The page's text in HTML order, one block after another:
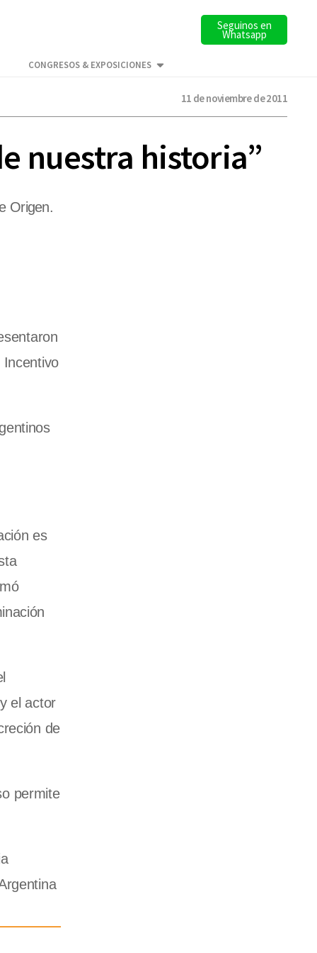
Seguinos en
Whatsapp
CONGRESOS & EXPOSICIONES
11 de noviembre de 2011
nuestra historia”
Origen.
Incentivo
es
el actor
de
permite